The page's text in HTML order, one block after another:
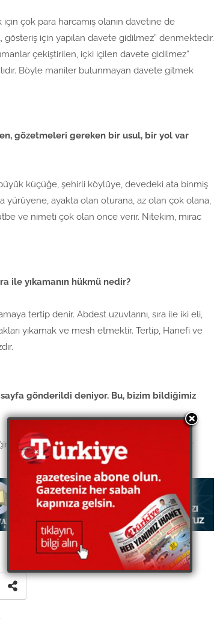
çok para harcamış olanın davetine de
gösteriş için yapılan davete gidilmez” denmektedir.
çekiştirilen, içki içilen davete gidilmez”
Böyle maniler bulunmayan davete gitmek
gözetmeleri gereken bir usul, bir yol var
küçüğe, şehirli köylüye, devedeki ata binmiş
ayakta olan oturana, az olan çok olana,
ve nimeti çok olan önce verir. Nitekim, mirac
ile yıkamanın hükmü nedir?
tertip denir. Abdest uzuvlarını, sıra ile iki eli,
yıkamak ve mesh etmektir. Tertip, Hanefi ve
gönderildi deniyor. Bu, bizim bildiğimiz
bir yaprak kâğıdın bir yüzü demek değildir.